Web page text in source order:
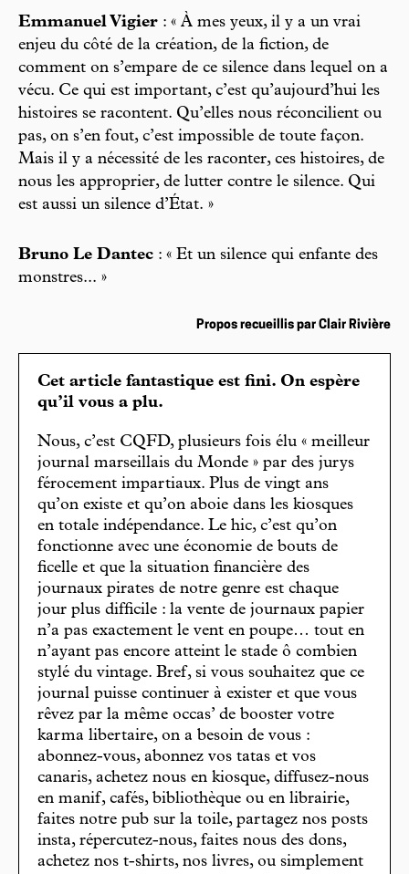
Emmanuel Vigier : « À mes yeux, il y a un vrai
enjeu du côté de la création, de la fiction, de
comment on s’empare de ce silence dans lequel on a
vécu. Ce qui est important, c’est qu’aujourd’hui les
histoires se racontent. Qu’elles nous réconcilient ou
pas, on s’en fout, c’est impossible de toute façon.
Mais il y a nécessité de les raconter, ces histoires, de
nous les approprier, de lutter contre le silence. Qui
est aussi un silence d’État. »
Bruno Le Dantec : « Et un silence qui enfante des
monstres... »
Propos recueillis par Clair Rivière
Cet article fantastique est fini. On espère
qu’il vous a plu.
Nous, c’est CQFD, plusieurs fois élu « meilleur
journal marseillais du Monde » par des jurys
férocement impartiaux. Plus de vingt ans
qu’on existe et qu’on aboie dans les kiosques
en totale indépendance. Le hic, c’est qu’on
fonctionne avec une économie de bouts de
ficelle et que la situation financière des
journaux pirates de notre genre est chaque
jour plus difficile : la vente de journaux papier
n’a pas exactement le vent en poupe… tout en
n’ayant pas encore atteint le stade ô combien
stylé du vintage. Bref, si vous souhaitez que ce
journal puisse continuer à exister et que vous
rêvez par la même occas’ de booster votre
karma libertaire, on a besoin de vous :
abonnez-vous, abonnez vos tatas et vos
canaris, achetez nous en kiosque, diffusez-nous
en manif, cafés, bibliothèque ou en librairie,
faites notre pub sur la toile, partagez nos posts
insta, répercutez-nous, faites nous des dons,
achetez nos t-shirts, nos livres, ou simplement